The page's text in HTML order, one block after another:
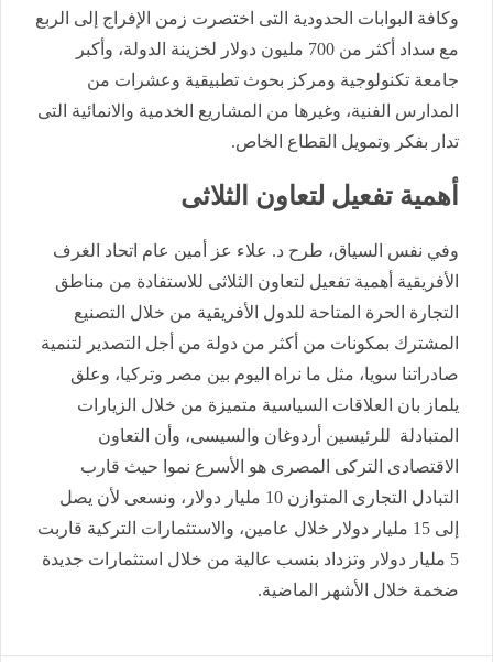
وكافة البوابات الحدودية التى اختصرت زمن الإفراج إلى الربع
مع سداد أكثر من 700 مليون دولار لخزينة الدولة، وأكبر
جامعة تكنولوجية ومركز بحوث تطبيقية وعشرات من
المدارس الفنية، وغيرها من المشاريع الخدمية والانمائية التى
تدار بفكر وتمويل القطاع الخاص.
أهمية تفعيل لتعاون الثلاثى
وفي نفس السياق، طرح د. علاء عز أمين عام اتحاد الغرف
الأفريقية أهمية تفعيل لتعاون الثلاثى للاستفادة من مناطق
التجارة الحرة المتاحة للدول الأفريقية من خلال التصنيع
المشترك بمكونات من أكثر من دولة من أجل التصدير لتنمية
صادراتنا سويا، مثل ما نراه اليوم بين مصر وتركيا، وعلق
يلماز بان العلاقات السياسية متميزة من خلال الزيارات
المتبادلة للرئيسين أردوغان والسيسى، وأن التعاون
الاقتصادى التركى المصرى هو الأسرع نموا حيث قارب
التبادل التجارى المتوازن 10 مليار دولار، ونسعى لأن يصل
إلى 15 مليار دولار خلال عامين، والاستثمارات التركية قاربت
5 مليار دولار وتزداد بنسب عالية من خلال استثمارات جديدة
ضخمة خلال الأشهر الماضية.